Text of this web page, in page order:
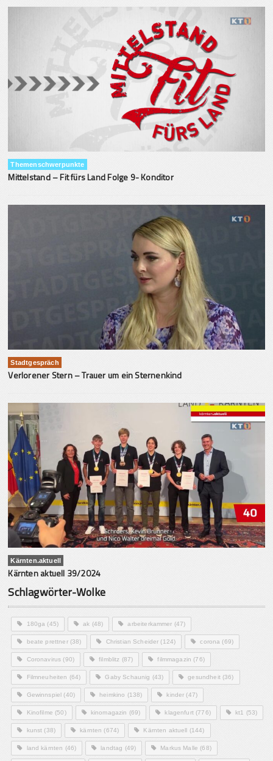
Themenschwerpunkte
Mittelstand – Fit fürs Land Folge 9- Konditor
Stadtgespräch
Verlorener Stern – Trauer um ein Sternenkind
Kärnten.aktuell
Kärnten aktuell 39/2024
Schlagwörter-Wolke
180ga (45) ak (48) arbeiterkammer (47)
beate prettner(38) Christian Scheider (124) corona (69)
Coronavirus (90) filmblitz (87) filmmagazin (76)
Filmneuheiten (64) Gaby Schaunig (43) gesundheit(36)
Gewinnspiel (40) heimkino (138) kinder (47)
Kinofilme (50) kinomagazin (69) klagenfurt(776) kt1 (53)
kunst (38) kärnten (674) Kärnten aktuell (144)
land kärnten (46) landtag (49) Markus Malle (68)